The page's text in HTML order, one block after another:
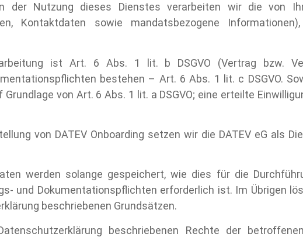
der Nutzung dieses Dienstes verarbeiten wir die von
Kontaktdaten sowie mandatsbezogene
ist Art. 6 Abs. 1 lit. b DSGVO (Vertrag bzw.
bestehen – Art. 6 Abs. 1 lit. c DSGVO.
von Art. 6 Abs. 1 lit. a DSGVO; eine erteilte
von DATEV Onboarding setzen wir die DATEV eG als
werden solange gespeichert, wie dies für die
und Dokumentationspflichten erforderlich ist. Im Übrigen
beschriebenen Grundsätzen.
beschriebenen Rechte der